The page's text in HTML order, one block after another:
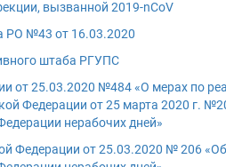
вызванной 2019-nCoV
РО №43 от 16.03.2020
штаба РГУПС
от 25.03.2020 №484 «О мерах по
Федерации от 25 марта 2020 г.
нерабочих дней»
Федерации от 25.03.2020 № 206 «Об